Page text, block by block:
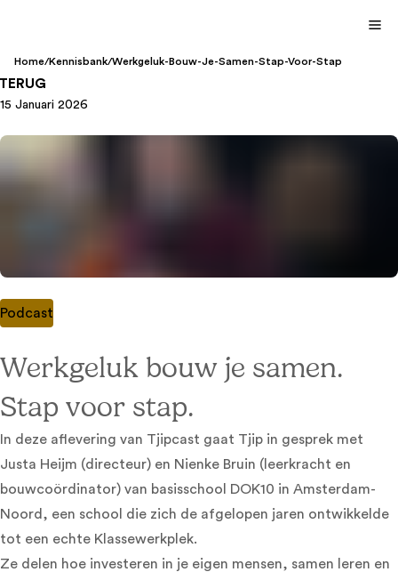
Home/Kennisbank/Werkgeluk-Bouw-Je-Samen-Stap-Voor-Stap
15 Januari 2026
Podcast
Werkgeluk bouw je samen.
Stap voor stap.
In deze aflevering van Tjipcast gaat Tjip in gesprek met
Justa Heijm (directeur) en Nienke Bruin (leerkracht en
bouwcoördinator) van basisschool DOK10 in Amsterdam-
Noord, een school die zich de afgelopen jaren ontwikkelde
tot een echte Klassewerkplek.
Ze delen hoe investeren in je eigen mensen, samen leren en